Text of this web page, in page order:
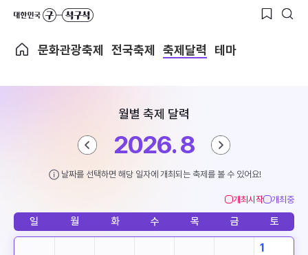
문화관광축제 전국축제 축제달력 테마
월별 축제 달력
2026. 8
날짜를 선택하면 해당 일자에 개최되는 축제를 볼 수 있어요!
개최시작 개최중
일 월 화 수 목 금 토
1